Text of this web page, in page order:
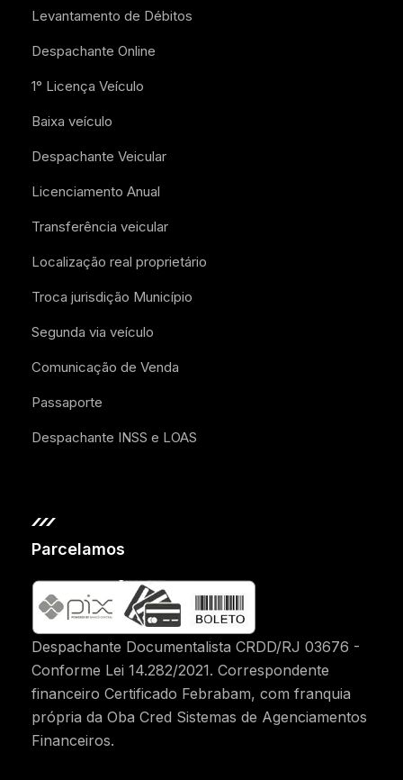
Levantamento de Débitos
Despachante Online
1° Licença Veículo
Baixa veículo
Despachante Veicular
Licenciamento Anual
Transferência veicular
Localização real proprietário
Troca jurisdição Município
Segunda via veículo
Comunicação de Venda
Passaporte
Despachante INSS e LOAS
Parcelamos
Despachante Documentalista CRDD/RJ 03676 -
Conforme Lei 14.282/2021. Correspondente
financeiro Certificado Febrabam, com franquia
própria da Oba Cred Sistemas de Agenciamentos
Financeiros.